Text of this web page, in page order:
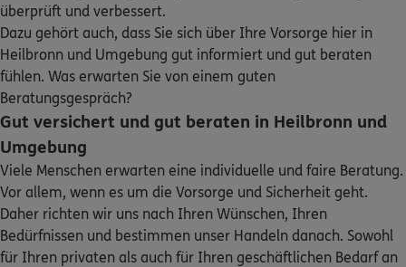
Kontakt
Meine Versicherungen
Sehen Sie auf einen Blick Ihre Versicherungen bei ERGO,
dem ERGO Rechtsschutz und der DKV.
Zum Kundenportal
Bismarckstr. 6,
Homepage besuchen
Thomas Diemer
Wollhausstr. 41
Homepage besuchen
ERGO
Fabienne Sauer
Wollhausstr. 41 , 74072 Heilbronn
(1.2 km)
Homepage besuchen
überprüft und verbessert.
Dazu gehört auch, dass Sie sich über Ihre Vorsorge hier in
Heilbronn und Umgebung gut informiert und gut beraten
fühlen. Was erwarten Sie von einem guten
Beratungsgespräch?
Gut versichert und gut beraten in Heilbronn und
Umgebung
Viele Menschen erwarten eine individuelle und faire Beratung.
Vor allem, wenn es um die Vorsorge und Sicherheit geht.
Daher richten wir uns nach Ihren Wünschen, Ihren
Bedürfnissen und bestimmen unser Handeln danach. Sowohl
für Ihren privaten als auch für Ihren geschäftlichen Bedarf an